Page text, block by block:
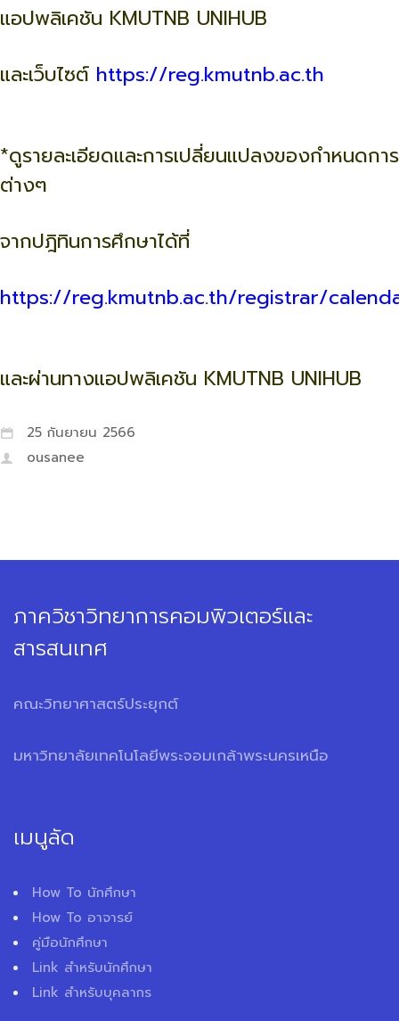
แอปพลิเคชัน KMUTNB UNIHUB
และเว็บไซต์ https://reg.kmutnb.ac.th
*ดูรายละเอียดและการเปลี่ยนแปลงของกำหนดการ
ต่างๆ
จากปฎิทินการศึกษาได้ที่
https://reg.kmutnb.ac.th/registrar/
และผ่านทางแอปพลิเคชัน KMUTNB UNIHUB
25 กันยายน 2566
ousanee
ภาควิชาวิทยาการคอมพิวเตอร์และ
สารสนเทศ
คณะวิทยาศาสตร์ประยุกต์
มหาวิทยาลัยเทคโนโลยีพระจอมเกล้าพระนครเหนือ
เมนูลัด
How To นักศึกษา
How To อาจารย์
คู่มือนักศึกษา
Link สำหรับนักศึกษา
Link สำหรับบุคลากร